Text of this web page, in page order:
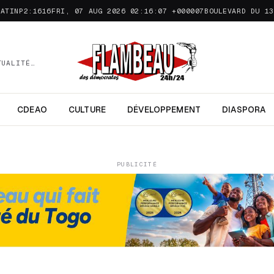
07 AUG 2026 02:16:07 +000007 BOULEVARD DU
CDEAO CULTURE DÉVELOPPEMENT DIASPORA
PUBLICITÉ